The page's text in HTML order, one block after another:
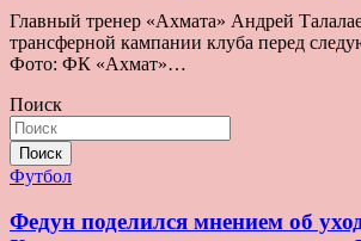
Главный тренер «Ахмата» Андрей
трансферной кампании клуба перед
Фото: ФК «Ахмат»…
Поиск
Поиск
Футбол
Федун поделился мнением об